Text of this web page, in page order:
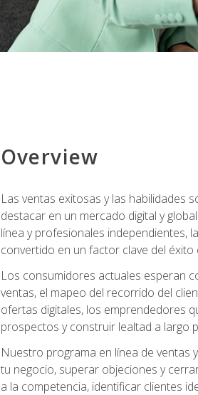
Overview
Las ventas exitosas y las habilidades
destacar en un mercado digital y
línea y profesionales independientes,
convertido en un factor clave del éxito
Los consumidores actuales esperan
ventas, el mapeo del recorrido del
ofertas digitales, los emprendedores
prospectos y construir lealtad a largo
Nuestro programa en línea de
tu negocio, superar objeciones y
a la competencia, identificar clientes